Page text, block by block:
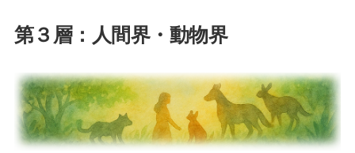
第３層：人間界・動物界